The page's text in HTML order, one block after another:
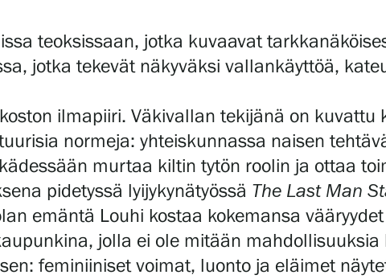
teoksissaan, jotka kuvaavat
jotka tekevät näkyväksi vallankäyttöä,
ilmapiiri. Väkivallan tekijänä on kuvattu
normeja: yhteiskunnassa naisen
murtaa kiltin tytön roolin ja ottaa
pidetyssä lyijykynätyössä The Last Man
emäntä Louhi kostaa kokemansa
jolla ei ole mitään mahdollisuuksia
feminiiniset voimat, luonto ja eläimet